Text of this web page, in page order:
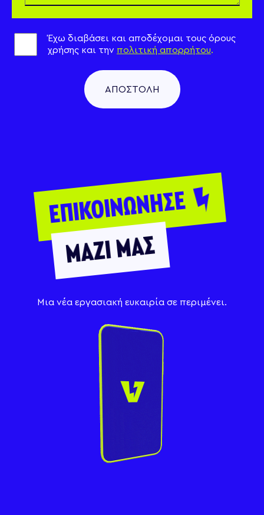
Έχω διαβάσει και αποδέχομαι τους όρους
χρήσης και την πολιτική απορρήτου.
ΑΠΟΣΤΟΛΗ
ΕΠΙΚΟΙΝΩΝΗΣΕ
ΜΑΖΙ ΜΑΣ
Μια νέα εργασιακή ευκαιρία σε περιμένει.